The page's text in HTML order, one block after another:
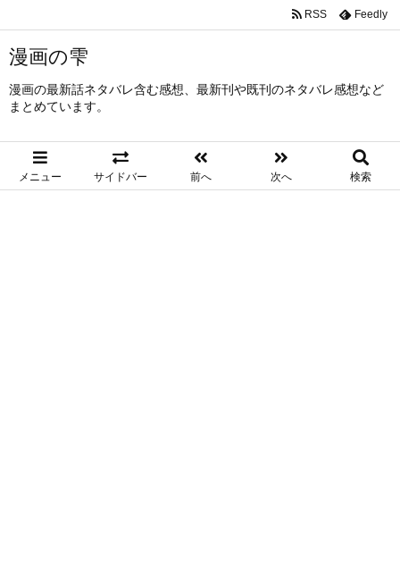
漫画の雫
漫画の最新話ネタバレ含む感想、最新刊や既刊のネタバレ感想など
まとめています。
メニュー サイドバー 前へ 次へ 検索
RSS Feedly